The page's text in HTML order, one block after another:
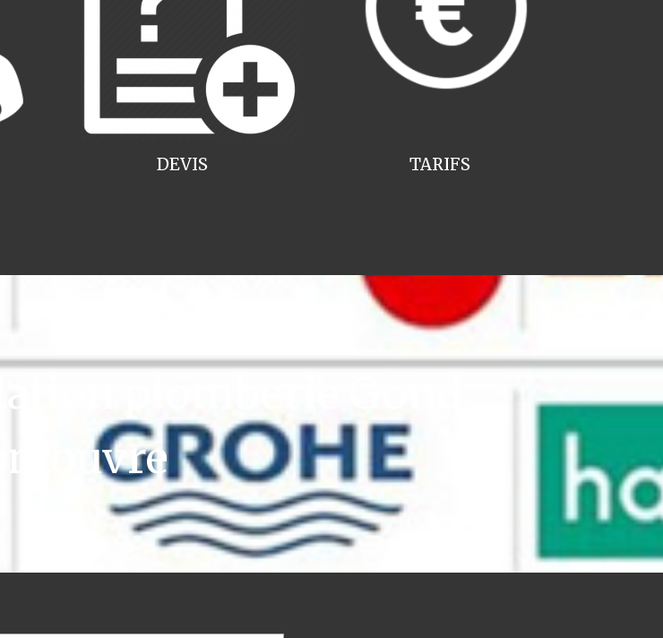
TARIFS
DEVIS
plomberie Gond